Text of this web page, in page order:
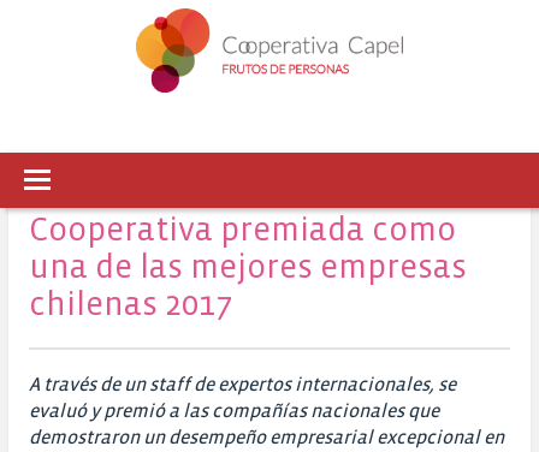
Cooperativa premiada como
una de las mejores empresas
chilenas 2017
A través de un staff de expertos internacionales, se
evaluó y premió a las compañías nacionales que
demostraron un desempeño empresarial excepcional en